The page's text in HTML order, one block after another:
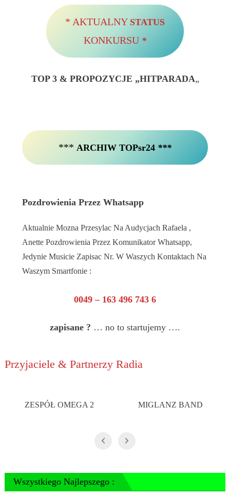
* AKTUALNY STATUS
KONKURSU *
TOP 3 & PROPOZYCJE „HITPARADA„
*** ARCHIW TOPsr24 ***
Pozdrowienia Przez Whatsapp
Aktualnie Mozna Przesylac Na Audycjach Rafaela ,
Anette Pozdrowienia Przez Komunikator Whatsapp,
Jedynie Musicie Zapisac Nr. W Waszych Kontaktach Na
Waszym Smartfonie :
0049 – 163 496 743 6
zapisane ? … no to startujemy ….
Przyjaciele & Partnerzy Radia
ZESPÓŁ OMEGA 2 MIGLANZ BAND
Wszystkiego Najlepszego :